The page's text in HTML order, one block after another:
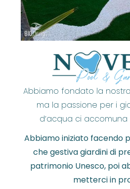
Abbiamo fondato la
ma la passione per i
d’acqua ci accomuna
Abbiamo iniziato facendo
che gestiva giardini di
patrimonio Unesco, poi
metterci in